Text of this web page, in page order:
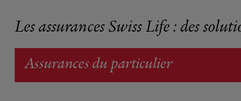
Les assurances Swiss Life : des
Assurances du particulier